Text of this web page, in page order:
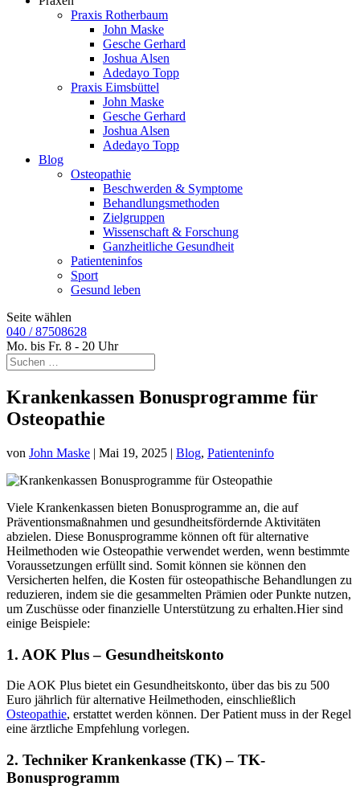
Praxis Rotherbaum
John Maske
Gesche Gerhard
Joshua Alsen
Adedayo Topp
Praxis Eimsbüttel
John Maske
Gesche Gerhard
Joshua Alsen
Adedayo Topp
Blog
Osteopathie
Beschwerden & Symptome
Behandlungsmethoden
Zielgruppen
Wissenschaft & Forschung
Ganzheitliche Gesundheit
Patienteninfos
Sport
Gesund leben
Seite wählen
040 / 87508628
Mo. bis Fr. 8 - 20 Uhr
Krankenkassen Bonusprogramme für
Osteopathie
von John Maske | Mai 19, 2025 | Blog, Patienteninfo
Viele Krankenkassen bieten Bonusprogramme an, die auf
Präventionsmaßnahmen und gesundheitsfördernde Aktivitäten
abzielen. Diese Bonusprogramme können oft für alternative
Heilmethoden wie Osteopathie verwendet werden, wenn bestimmte
Voraussetzungen erfüllt sind. Somit können sie können den
Versicherten helfen, die Kosten für osteopathische Behandlungen zu
reduzieren, indem sie die gesammelten Prämien oder Punkte nutzen,
um Zuschüsse oder finanzielle Unterstützung zu erhalten.Hier sind
einige Beispiele:
1. AOK Plus – Gesundheitskonto
Die AOK Plus bietet ein Gesundheitskonto, über das bis zu 500
Euro jährlich für alternative Heilmethoden, einschließlich
Osteopathie, erstattet werden können. Der Patient muss in der Regel
eine ärztliche Empfehlung vorlegen.
2. Techniker Krankenkasse (TK) – TK-
Bonusprogramm